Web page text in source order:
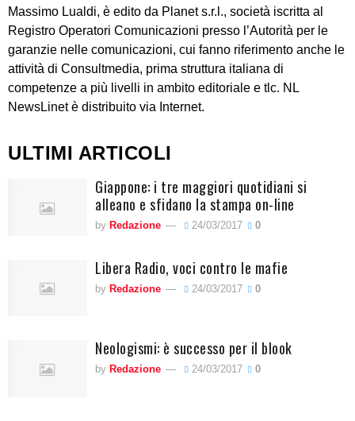
Massimo Lualdi, è edito da Planet s.r.l., società iscritta al
Registro Operatori Comunicazioni presso l’Autorità per le
garanzie nelle comunicazioni, cui fanno riferimento anche le
attività di Consultmedia, prima struttura italiana di
competenze a più livelli in ambito editoriale e tlc. NL
NewsLinet è distribuito via Internet.
ULTIMI ARTICOLI
Giappone: i tre maggiori quotidiani si
alleano e sfidano la stampa on-line
by Redazione 24/03/2017 0
Libera Radio, voci contro le mafie
by Redazione 24/03/2017 0
Neologismi: è successo per il blook
by Redazione 24/03/2017 0